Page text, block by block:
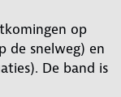
op
de snelweg) en
De band is